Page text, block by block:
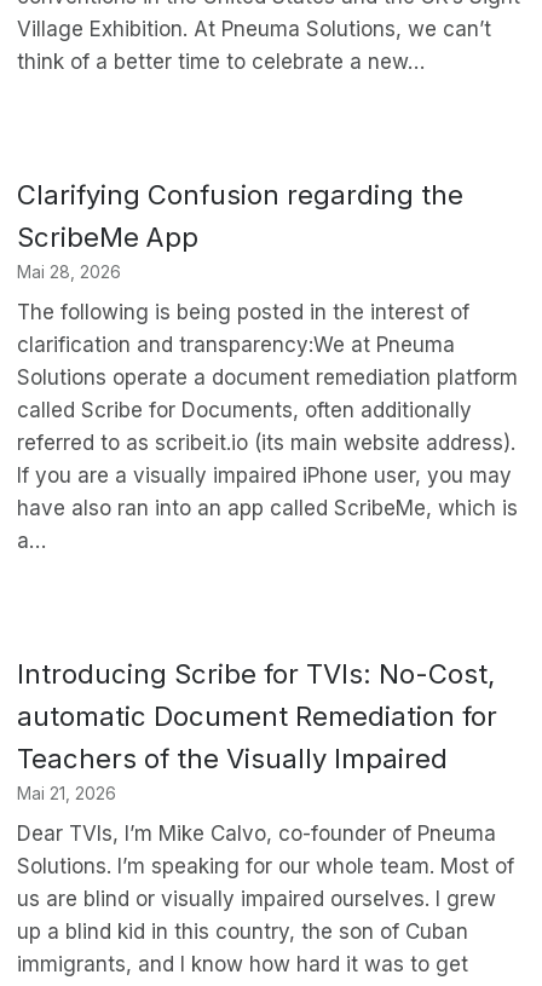
Village Exhibition. At Pneuma Solutions, we can’t
think of a better time to celebrate a new…
Clarifying Confusion regarding the
ScribeMe App
Mai 28, 2026
The following is being posted in the interest of
clarification and transparency:We at Pneuma
Solutions operate a document remediation platform
called Scribe for Documents, often additionally
referred to as scribeit.io (its main website address).
If you are a visually impaired iPhone user, you may
have also ran into an app called ScribeMe, which is
a…
Introducing Scribe for TVIs: No-Cost,
automatic Document Remediation for
Teachers of the Visually Impaired
Mai 21, 2026
Dear TVIs, I’m Mike Calvo, co-founder of Pneuma
Solutions. I’m speaking for our whole team. Most of
us are blind or visually impaired ourselves. I grew
up a blind kid in this country, the son of Cuban
immigrants, and I know how hard it was to get